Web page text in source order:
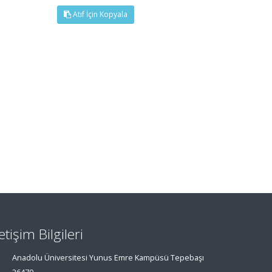
Atıf İçin Kopyala
Bilgileri
Anadolu Üniversitesi Yunus Emre Kampüsü Tepebaşı